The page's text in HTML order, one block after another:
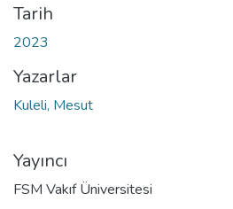
Tarih
2023
Yazarlar
Kuleli, Mesut
Yayıncı
FSM Vakıf Üniversitesi